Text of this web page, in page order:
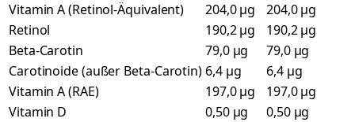
Vitamin A (Retinol-Äquivalent)
204,0 µg
204,0 µg
Retinol
190,2 µg
190,2 µg
Beta-Carotin
79,0 µg
79,0 µg
Carotinoide (außer Beta-Carotin) 6,4 µg
6,4 µg
Vitamin A (RAE)
197,0 µg
197,0 µg
Vitamin D
0,50 µg
0,50 µg